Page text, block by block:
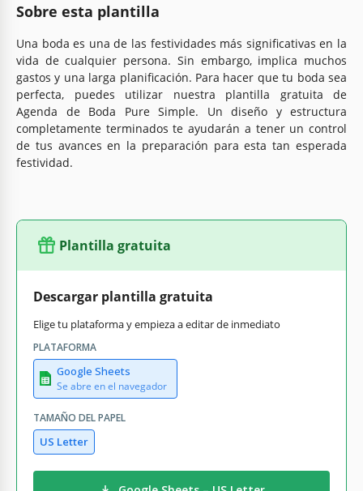
Sobre esta plantilla
Una boda es una de las festividades más significativas en la
vida de cualquier persona. Sin embargo, implica muchos
gastos y una larga planificación. Para hacer que tu boda sea
perfecta, puedes utilizar nuestra plantilla gratuita de
Agenda de Boda Pure Simple. Un diseño y estructura
completamente terminados te ayudarán a tener un control
de tus avances en la preparación para esta tan esperada
festividad.
Plantilla gratuita
Descargar plantilla gratuita
Elige tu plataforma y empieza a editar de inmediato
PLATAFORMA
Google Sheets
Se abre en el navegador
TAMAÑO DEL PAPEL
US Letter